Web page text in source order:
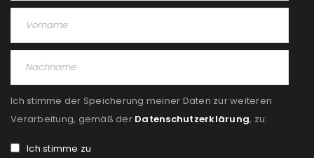
REGISTRIEREN
Ich stimme der Speicherung meiner Daten zur weiteren
Verarbeitung, gemäß der Datenschutzerklärung, zu:
Ich stimme zu